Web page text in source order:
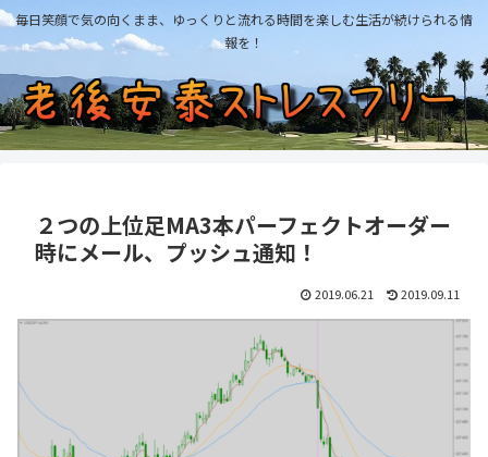
毎日笑顔で気の向くまま、ゆっくりと流れる時間を楽しむ生活が続けられる情
報を！
２つの上位足MA3本パーフェクトオーダー
時にメール、プッシュ通知！
2019.06.21 2019.09.11